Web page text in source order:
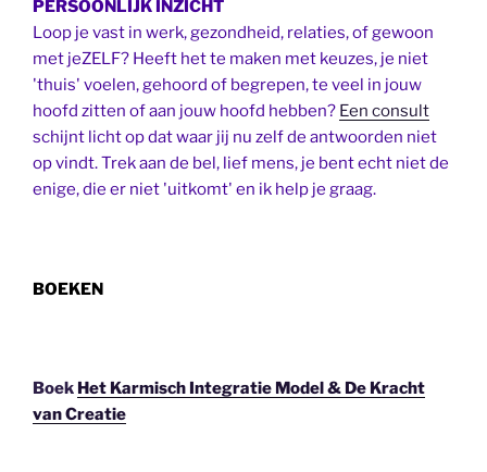
PERSOONLIJK INZICHT
Loop je vast in werk, gezondheid, relaties, of gewoon
met jeZELF? Heeft het te maken met keuzes, je niet
'thuis' voelen, gehoord of begrepen, te veel in jouw
hoofd zitten of aan jouw hoofd hebben? Een consult
schijnt licht op dat waar jij nu zelf de antwoorden niet
op vindt. Trek aan de bel, lief mens, je bent echt niet de
enige, die er niet 'uitkomt' en ik help je graag.
BOEKEN
Boek Het Karmisch Integratie Model & De Kracht
van Creatie